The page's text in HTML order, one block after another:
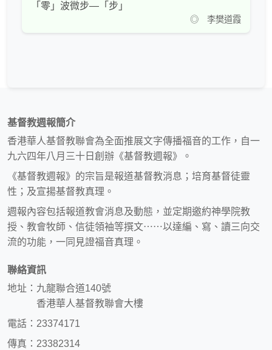
「零」波微步—「步」
◎ 李樊道霞
基督教週報簡介
香港華人基督教聯會為全面推展文字傳播福音的工作，自一
九六四年八月三十日創辦《基督教週報》。
《基督教週報》的宗旨是報道基督教消息；培育基督徒靈
性；及宣揚基督教真理。
週報內容包括報道教會消息及動態，並定期邀約神學院教
授、教會牧師、信徒領袖等撰文⋯⋯以達編、寫、讀三向交
流的功能，一同見證福音真理。
聯絡資訊
地址：九龍聯合道140號
香港華人基督教聯會大樓
電話：23374171
傳真：23382314